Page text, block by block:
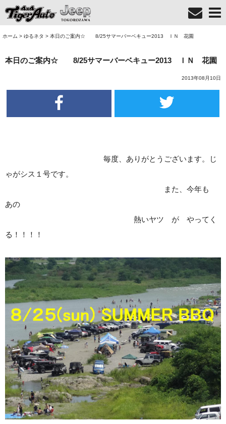
ホーム > ゆるネタ > 本日のご案内☆ 8/25サマーバーベキュー2013 ＩＮ 花園
本日のご案内☆ 8/25サマーバーベキュー2013 ＩＮ 花園
2013年08月10日
毎度、ありがとうございます。じ
ゃがシス１号です。
また、今年も
あの
熱いヤツ が やってく
る！！！！